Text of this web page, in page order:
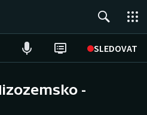
SLEDOVAT
-